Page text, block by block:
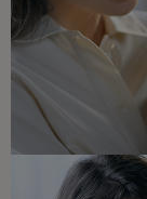
Consejos
Veterinarios,